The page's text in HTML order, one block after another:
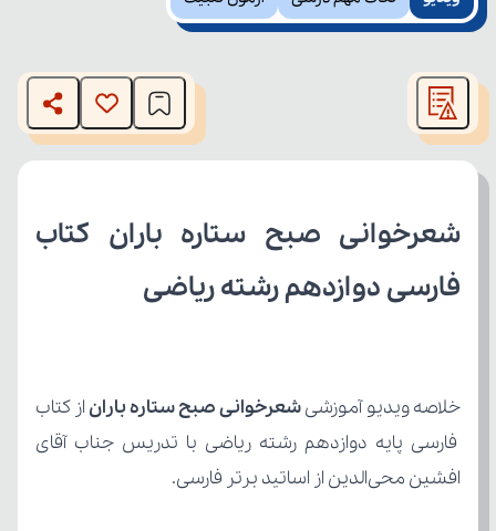
modal
window.
The media could not be loaded, either because the server
or network failed or because the format is not supported.
فارسی دوازدهم رشته ریاضی
خلاصه ویدیو آموزشی شعرخوانی صبح ستاره باران از کتاب
افشین محی‌الدین از اساتید برتر فارسی.